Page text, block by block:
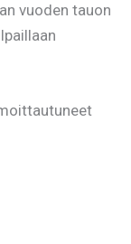
vuoden tauon